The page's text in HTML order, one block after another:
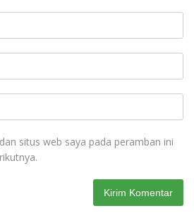
situs web saya pada peramban ini